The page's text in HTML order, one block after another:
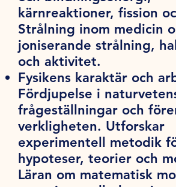
kärnreaktioner, fission
Strålning inom medicin
joniserande strålning,
och aktivitet.
Fysikens karaktär och
Fördjupelse i
frågeställningar och
verkligheten. Utforskar
experimentell metodik
hypoteser, teorier och
Läran om matematisk